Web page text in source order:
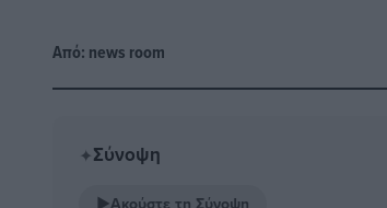
Από: news room
✦Σύνοψη